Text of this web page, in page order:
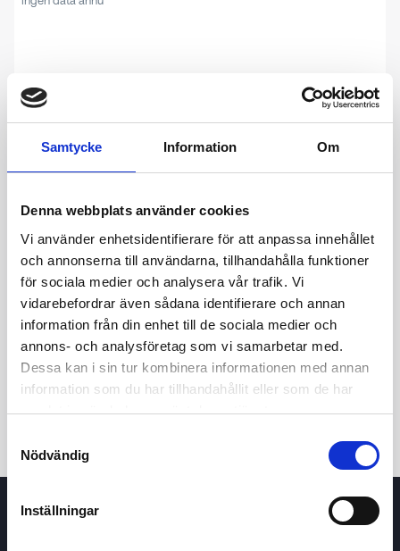
Samtycke Information Om
Denna webbplats använder cookies
Vi använder enhetsidentifierare för att anpassa innehållet
och annonserna till användarna, tillhandahålla funktioner
för sociala medier och analysera vår trafik. Vi
vidarebefordrar även sådana identifierare och annan
information från din enhet till de sociala medier och
annons- och analysföretag som vi samarbetar med.
Dessa kan i sin tur kombinera informationen med annan
information som du har tillhandahållit eller som de har
samlat in när du har använt deras tjänster.
Nödvändig
Inställningar
24t 7d 1m 3m 1å 5å
Köp / Sälj